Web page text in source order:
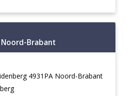
Brabant
4931PA Noord-Brabant